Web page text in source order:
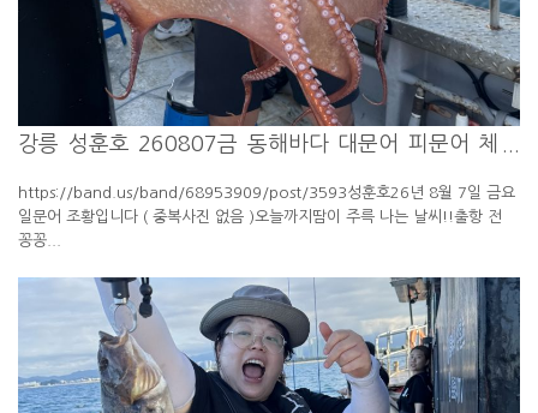
강릉 성훈호 260807금 동해바다 대문어 피문어 체
https://band.us/band/68953909/post/3593성훈호26년 8월 7일 금요
일문어 조황입니다 ( 중복사진 없음 )오늘까지땀이 주륵 나는 날씨!!출항 전
꽁꽁...